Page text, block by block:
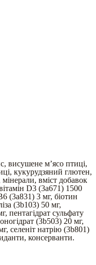
висушене м’ясо птиці,
кукурудзяний глютен,
вміст добавок
D3 (3a671) 1500
(3a831) 3 мг, біотин
(3b103) 50 мг,
пентагідрат сульфату
(3b503) 20 мг,
селеніт натрію (3b801)
консерванти.